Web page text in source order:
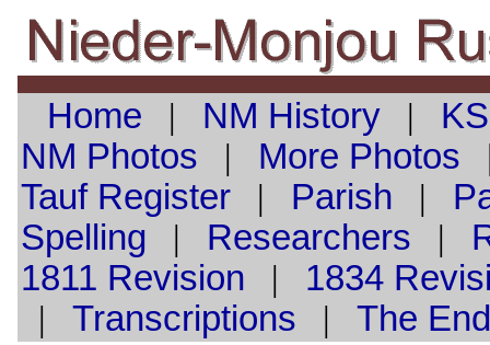
Home | NM History|
NM Photos | More Photos
TaufRegister| Parish |
Spelling | Researchers |
1811 Revision | 1834
| Transcriptions | The End